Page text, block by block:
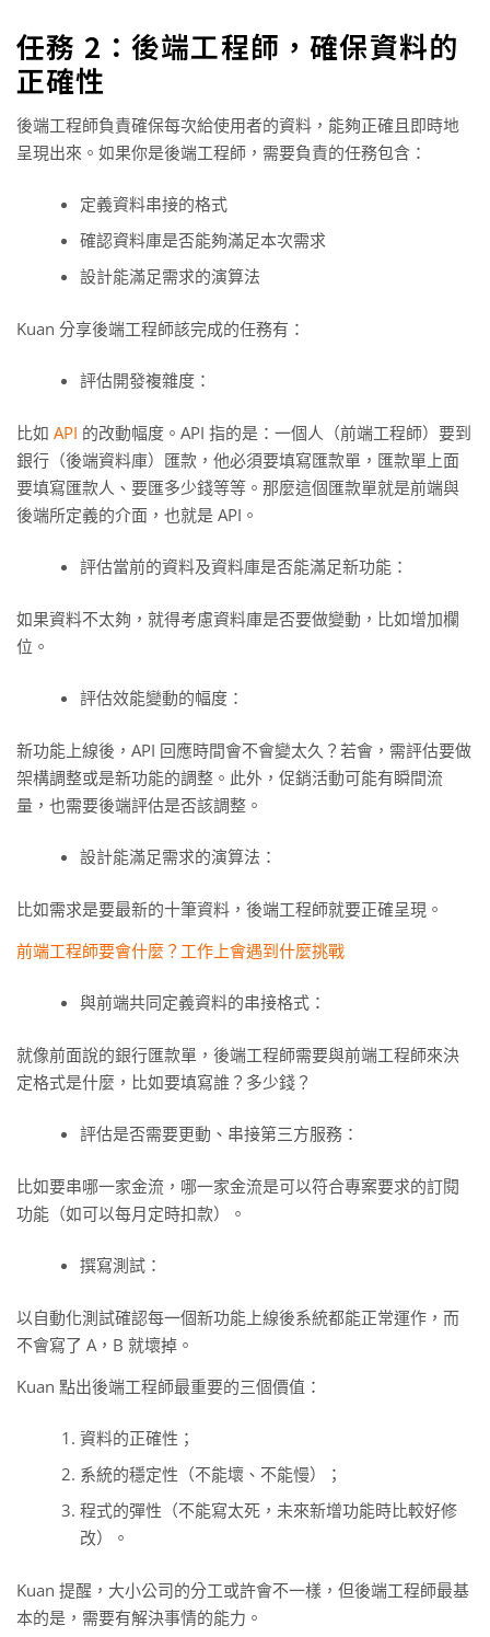
任務 2：後端工程師，確保資料的
正確性
後端工程師負責確保每次給使用者的資料，能夠正確且即時地
呈現出來。如果你是後端工程師，需要負責的任務包含：
定義資料串接的格式
確認資料庫是否能夠滿足本次需求
設計能滿足需求的演算法
Kuan 分享後端工程師該完成的任務有：
評估開發複雜度：
比如 API 的改動幅度。API 指的是：一個人（前端工程師）要到
銀行（後端資料庫）匯款，他必須要填寫匯款單，匯款單上面
要填寫匯款人、要匯多少錢等等。那麼這個匯款單就是前端與
後端所定義的介面，也就是 API。
評估當前的資料及資料庫是否能滿足新功能：
如果資料不太夠，就得考慮資料庫是否要做變動，比如增加欄
位。
評估效能變動的幅度：
新功能上線後，API 回應時間會不會變太久？若會，需評估要做
架構調整或是新功能的調整。此外，促銷活動可能有瞬間流
量，也需要後端評估是否該調整。
設計能滿足需求的演算法：
比如需求是要最新的十筆資料，後端工程師就要正確呈現。
前端工程師要會什麼？工作上會遇到什麼挑戰
與前端共同定義資料的串接格式：
就像前面說的銀行匯款單，後端工程師需要與前端工程師來決
定格式是什麼，比如要填寫誰？多少錢？
評估是否需要更動、串接第三方服務：
比如要串哪一家金流，哪一家金流是可以符合專案要求的訂閱
功能（如可以每月定時扣款）。
撰寫測試：
以自動化測試確認每一個新功能上線後系統都能正常運作，而
不會寫了 A，B 就壞掉。
Kuan 點出後端工程師最重要的三個價值：
資料的正確性；
系統的穩定性（不能壞、不能慢）；
程式的彈性（不能寫太死，未來新增功能時比較好修
改）。
Kuan 提醒，大小公司的分工或許會不一樣，但後端工程師最基
本的是，需要有解決事情的能力。